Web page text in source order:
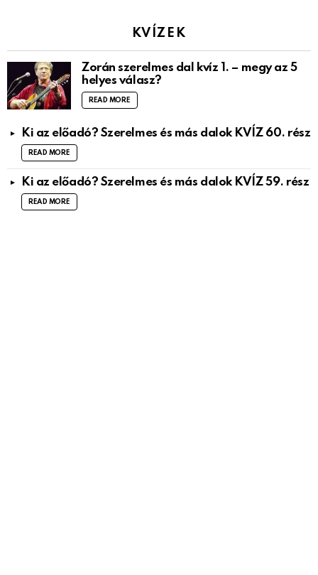
KVÍZEK
Zorán szerelmes dal kvíz 1. – megy az 5
helyes válasz?
READ MORE
Ki az előadó? Szerelmes és más dalok KVÍZ 60. rész
READ MORE
Ki az előadó? Szerelmes és más dalok KVÍZ 59. rész
READ MORE